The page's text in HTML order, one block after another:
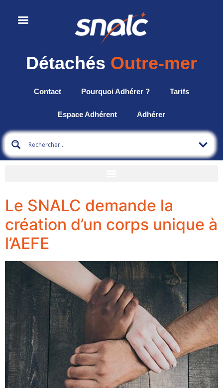
Détachés Outre-mer
Contact Pourquoi Adhérer ? Tarifs
Espace Adhérent Adhérer
Le SNALC demande la
création d’un corps unique à
l’AEFE